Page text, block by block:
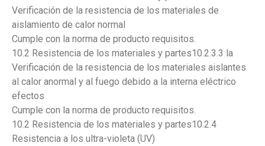
Verificación de la resistencia de los materiales de
aislamiento de calor normal
Cumple con la norma de producto requisitos.
10.2 Resistencia de los materiales y partes10.2.3.3 la
Verificación de la resistencia de los materiales aislantes
al calor anormal y al fuego debido a la interna eléctrico
efectos
Cumple con la norma de producto requisitos.
10.2 Resistencia de los materiales y partes10.2.4
Resistencia a los ultra-violeta (UV)